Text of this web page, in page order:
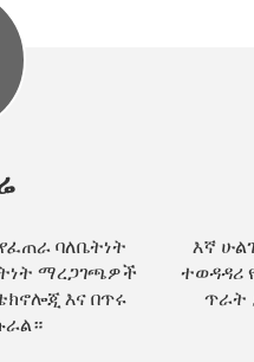
ባለቤትነት
ማረጋገጫዎች
እና በጥሩ
እኛ
ተወዳዳሪ
ጥራት